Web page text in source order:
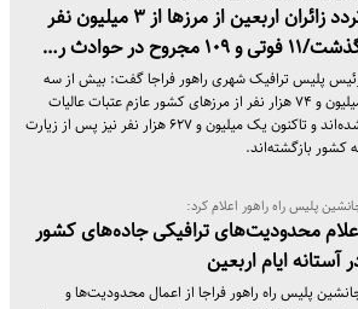
تردد زائران اربعین از مرزها از ۳ میلیون نفر
فوتی و ۱۰۹ مجروح در حوادث ر…
پلیس ترافیک شهری راهور فراجا گفت: بیش از سه
میلیون و ۷۴ هزار نفر از مرزهای کشور عازم عتبات عالیات
شده‌اند و تاکنون یک میلیون و ۶۲۷ هزار نفر نیز پس از زیارت
کشور بازگشته‌اند.
پلیس راه راهور اعلام کرد:
محدودیت‌های ترافیکی جاده‌های کشور
آستانه ایام اربعین
پلیس راه راهور فراجا از اعمال محدودیت‌ها و